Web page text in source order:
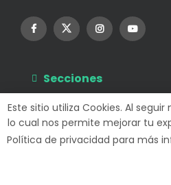
Secciones
Información
Este sitio utiliza Cookies. Al
lo cual nos permite mejorar tu
Política de privacidad para más